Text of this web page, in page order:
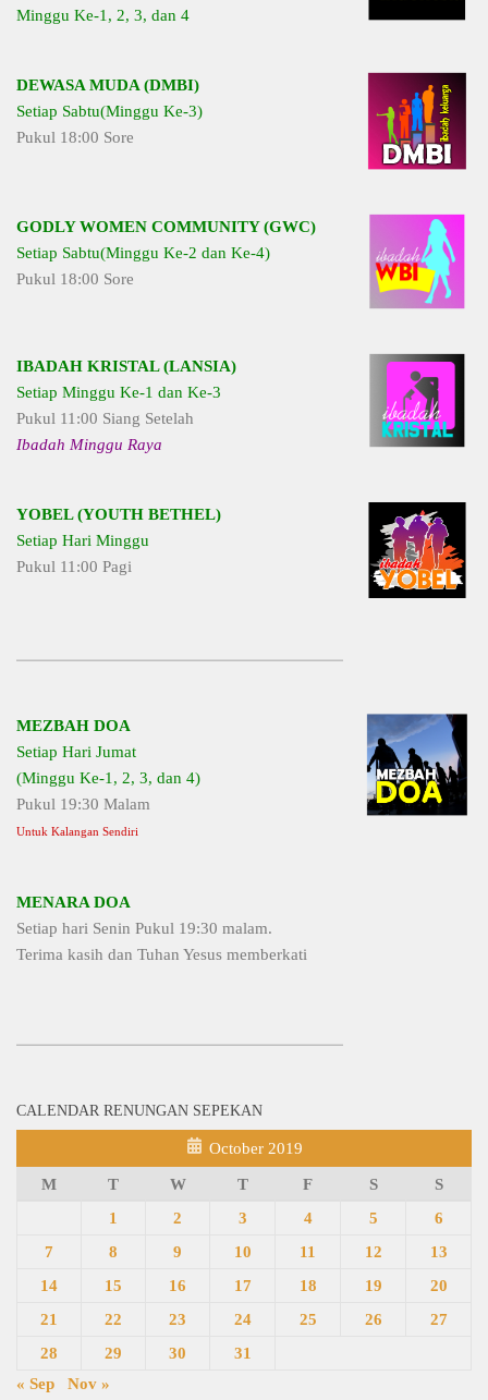
Minggu Ke-1, 2, 3, dan 4
DEWASA MUDA (DMBI)
Setiap Sabtu(Minggu Ke-3)
Pukul 18:00 Sore
GODLY WOMEN COMMUNITY (GWC)
Setiap Sabtu(Minggu Ke-2 dan Ke-4)
Pukul 18:00 Sore
IBADAH KRISTAL (LANSIA)
Setiap Minggu Ke-1 dan Ke-3
Pukul 11:00 Siang Setelah
Ibadah Minggu Raya
YOBEL (YOUTH BETHEL)
Setiap Hari Minggu
Pukul 11:00 Pagi
MEZBAH DOA
Setiap Hari Jumat
(Minggu Ke-1, 2, 3, dan 4)
Pukul 19:30 Malam
Untuk Kalangan Sendiri
MENARA DOA
Setiap hari Senin Pukul 19:30 malam.
Terima kasih dan Tuhan Yesus memberkati
CALENDAR RENUNGAN SEPEKAN
October 2019
M T W T F S
S
1
2 3 4 5
6
7
8 9 10 11 12
13
14
15 16 17 18 19
20
21
22 23 24 25 26
27
28
29 30
31
« Sep
Nov »